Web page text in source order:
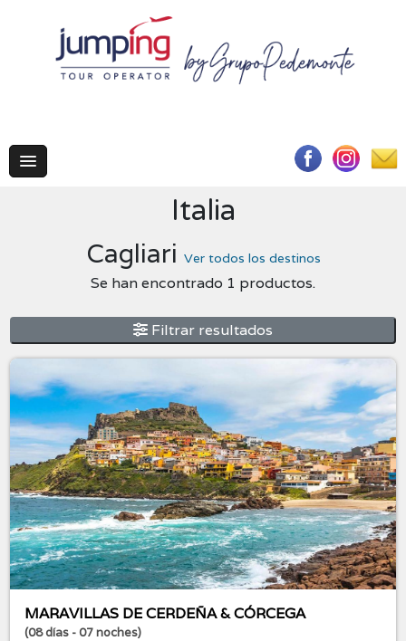
Italia
Cagliari Ver todos los destinos
Se han encontrado 1 productos.
Filtrar resultados
MARAVILLAS DE CERDEÑA & CÓRCEGA
(08 días - 07 noches)